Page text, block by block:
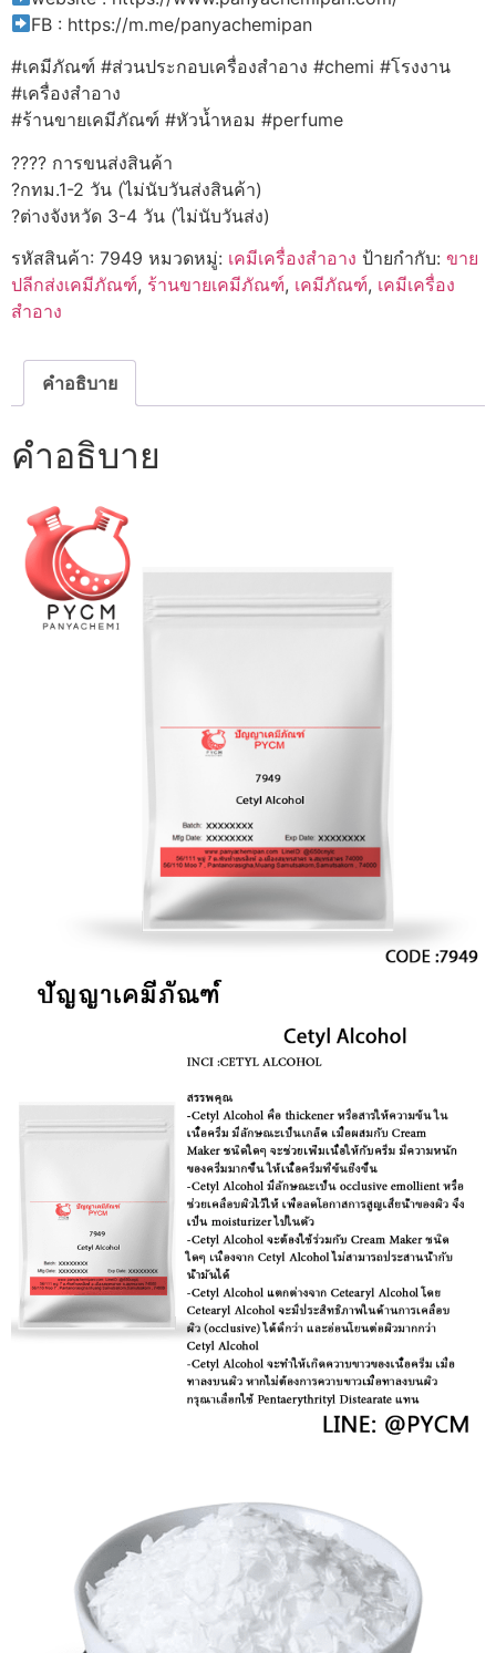
FB : https://m.me/panyachemipan
#เคมีภัณฑ์ #ส่วนประกอบเครื่องสำอาง #chemi #โรงงาน
#เครื่องสำอาง
#ร้านขายเคมีภัณฑ์ #หัวน้ำหอม #perfume
???? การขนส่งสินค้า
?กทม.1-2 วัน (ไม่นับวันส่งสินค้า)
?ต่างจังหวัด 3-4 วัน (ไม่นับวันส่ง)
รหัสสินค้า: 7949 หมวดหมู่: เคมีเครื่องสำอาง ป้ายกำกับ: ขาย
ปลีกส่งเคมีภัณฑ์, ร้านขายเคมีภัณฑ์, เคมีภัณฑ์, เคมีเครื่อง
สำอาง
คำอธิบาย
คำอธิบาย